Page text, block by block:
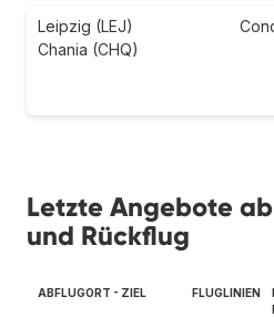
Leipzig (LEJ)
Chania (CHQ)
Letzte Angebote
und Rückflug
ABFLUGORT - ZIEL FLUGLINIEN